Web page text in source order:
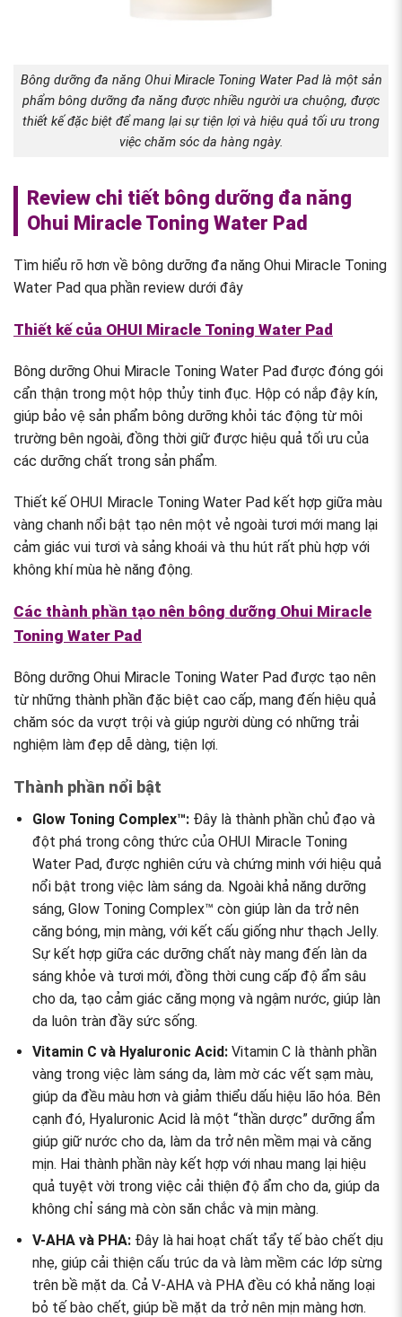
Bông dưỡng đa năng Ohui Miracle Toning Water Pad là một sản
phẩm bông dưỡng đa năng được nhiều người ưa chuộng, được
thiết kế đặc biệt để mang lại sự tiện lợi và hiệu quả tối ưu trong
việc chăm sóc da hàng ngày.
Review chi tiết bông dưỡng đa năng
Ohui Miracle Toning Water Pad
Tìm hiểu rõ hơn về bông dưỡng đa năng Ohui Miracle Toning
Water Pad qua phần review dưới đây
Thiết kế của OHUI Miracle Toning Water Pad
Bông dưỡng Ohui Miracle Toning Water Pad được đóng gói
cẩn thận trong một hộp thủy tinh đục. Hộp có nắp đậy kín,
giúp bảo vệ sản phẩm bông dưỡng khỏi tác động từ môi
trường bên ngoài, đồng thời giữ được hiệu quả tối ưu của
các dưỡng chất trong sản phẩm.
Thiết kế OHUI Miracle Toning Water Pad kết hợp giữa màu
vàng chanh nổi bật tạo nên một vẻ ngoài tươi mới mang lại
cảm giác vui tươi và sảng khoái và thu hút rất phù hợp với
không khí mùa hè năng động.
Các thành phần tạo nên bông dưỡng Ohui Miracle
Toning Water Pad
Bông dưỡng Ohui Miracle Toning Water Pad được tạo nên
từ những thành phần đặc biệt cao cấp, mang đến hiệu quả
chăm sóc da vượt trội và giúp người dùng có những trải
nghiệm làm đẹp dễ dàng, tiện lợi.
Thành phần nổi bật
Glow Toning Complex™:Đây là thành phần chủ đạo và
đột phá trong công thức của OHUI Miracle Toning
Water Pad, được nghiên cứu và chứng minh với hiệu quả
nổi bật trong việc làm sáng da. Ngoài khả năng dưỡng
sáng, Glow Toning Complex™ còn giúp làn da trở nên
căng bóng, mịn màng, với kết cấu giống như thạch Jelly.
Sự kết hợp giữa các dưỡng chất này mang đến làn da
sáng khỏe và tươi mới, đồng thời cung cấp độ ẩm sâu
cho da, tạo cảm giác căng mọng và ngậm nước, giúp làn
da luôn tràn đầy sức sống.
Vitamin C và Hyaluronic Acid:Vitamin C là thành phần
vàng trong việc làm sáng da, làm mờ các vết sạm màu,
giúp da đều màu hơn và giảm thiểu dấu hiệu lão hóa. Bên
cạnh đó, Hyaluronic Acid là một “thần dược” dưỡng ẩm
giúp giữ nước cho da, làm da trở nên mềm mại và căng
mịn. Hai thành phần này kết hợp với nhau mang lại hiệu
quả tuyệt vời trong việc cải thiện độ ẩm cho da, giúp da
không chỉ sáng mà còn săn chắc và mịn màng.
V-AHA và PHA:Đây là hai hoạt chất tẩy tế bào chết dịu
nhẹ, giúp cải thiện cấu trúc da và làm mềm các lớp sừng
trên bề mặt da. Cả V-AHA và PHA đều có khả năng loại
bỏ tế bào chết, giúp bề mặt da trở nên mịn màng hơn.